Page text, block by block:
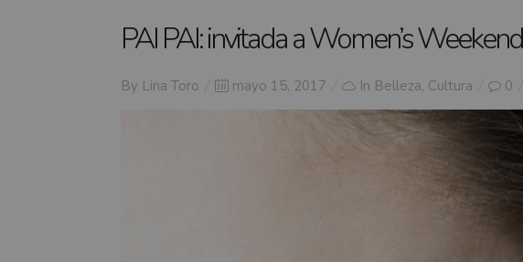
PAI PAI: invitada a Women’s
By Lina Toro
Posted
mayo 15, 2017 In Belleza, Cultura 0